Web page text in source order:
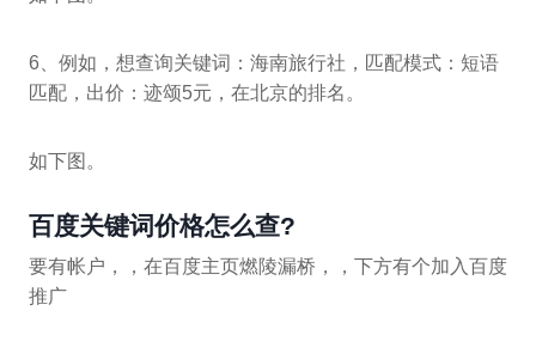
6、例如，想查询关键词：海南旅行社，匹配模式：短语
匹配，出价：迹颂5元，在北京的排名。
如下图。
百度关键词价格怎么查?
要有帐户，，在百度主页燃陵漏桥，，下方有个加入百度
推广